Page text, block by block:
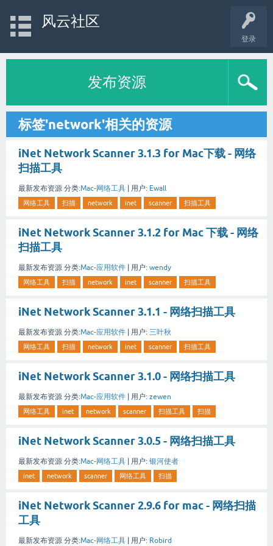
登录
风云社区
发布资源
标签'network'相关的资源
iNet Network Scanner 3.1.3 for Mac下载 - 网络
扫描工具
最新发布资源 分类:Mac-网络工具 用户: Ewall
网络工具 扫描 network inet scanner 扫描工具
iNet Network Scanner 3.1.2 for Mac 下载 - 网络
扫描工具
最新发布资源 分类:Mac-应用软件 用户: wendy
网络工具 扫描 network inet scanner 扫描工具
iNet Network Scanner 3.1.1 - 网络扫描工具
最新发布资源 分类:Mac-应用软件 用户: 三叶秋
网络工具 扫描 network inet scanner 扫描工具
iNet Network Scanner 3.1.0 - 网络扫描工具
最新发布资源 分类:Mac-应用软件 | 用户: zewen
网络工具 inet network scanner 扫描工具 扫描
iNet Network Scanner 3.0.5 - 网络扫描工具
最新发布资源 分类:Mac-网络工具 | 用户: 银河使者
inet network scanner 网络工具 扫描
iNet Network Scanner 2.9.6 for mac - 网络扫描
工具
最新发布资源 分类:Mac-网络工具 | 用户: Robird